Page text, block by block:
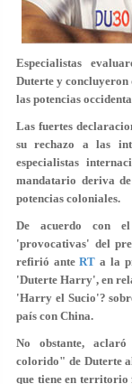
Especialistas
Duterte y concluyeron
las potencias
Las fuertes
su rechazo a las
especialistas
mandatario deriva
potencias coloniales.
De acuerdo con
'provocativas' del
refirió anteRT a la
'Duterte Harry', en
'Harry el Sucio'?
país con China.
No obstante,
colorido" de Duterte
que tiene en territorio